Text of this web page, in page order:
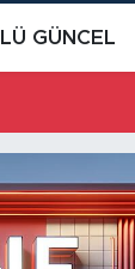
GÜNCEL